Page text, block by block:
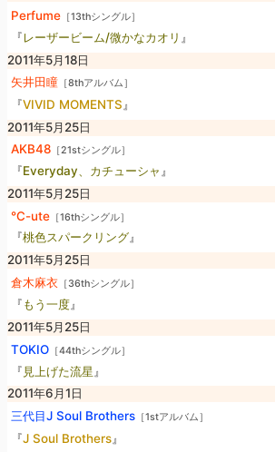
Perfume ［13thシングル］
『レーザービーム/微かなカオリ 』
2011年5月18日
矢井田瞳 ［8thアルバム］
『VIVID MOMENTS 』
2011年5月25日
AKB48 ［21stシングル］
『Everyday、カチューシャ 』
2011年5月25日
℃-ute ［16thシングル］
『桃色スパークリング』
2011年5月25日
倉木麻衣 ［36thシングル］
『もう一度』
2011年5月25日
TOKIO ［44thシングル］
『見上げた流星 』
2011年6月1日
三代目J Soul Brothers ［1stアルバム］
『J Soul Brothers』